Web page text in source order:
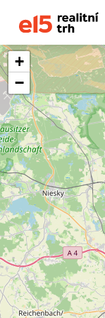
+
−